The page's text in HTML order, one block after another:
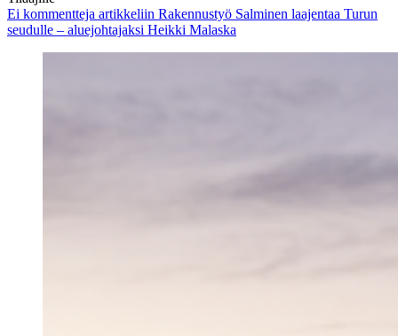
Ei kommentteja artikkeliin Rakennustyö Salminen laajentaa Turun
seudulle – aluejohtajaksi Heikki Malaska